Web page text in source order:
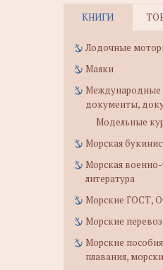
КНИГИ
Лодочные
Маяки
Международные
документы,
Модельные
Морская
Морская
литература
Морские ГОСТ,
Морские
Морские
плавания,